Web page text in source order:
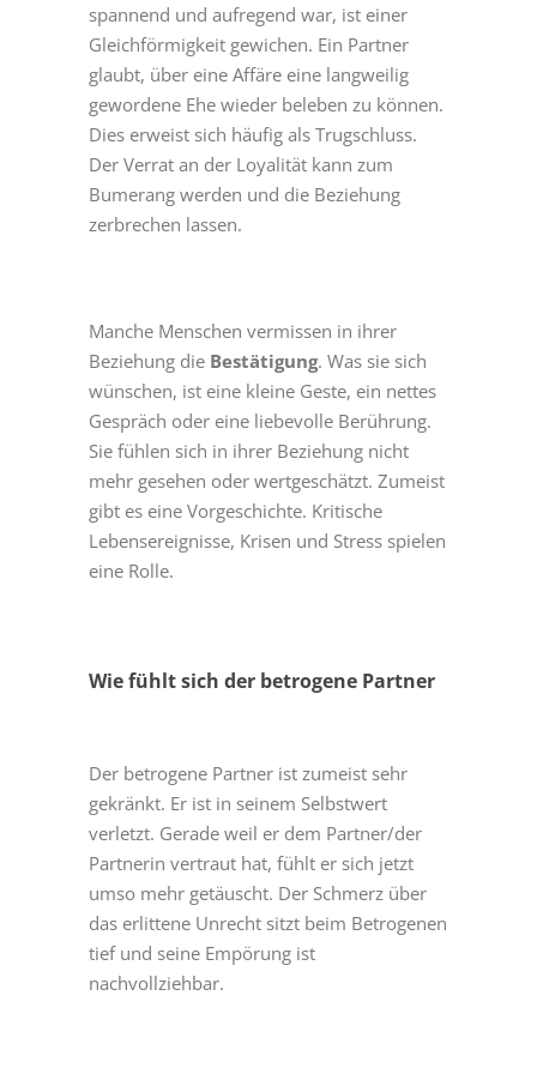
spannend und aufregend war, ist einer
Gleichförmigkeit gewichen. Ein Partner
glaubt, über eine Affäre eine langweilig
gewordene Ehe wieder beleben zu können.
Dies erweist sich häufig als Trugschluss.
Der Verrat an der Loyalität kann zum
Bumerang werden und die Beziehung
zerbrechen lassen.
Manche Menschen vermissen in ihrer
Beziehung die Bestätigung. Was sie sich
wünschen, ist eine kleine Geste, ein nettes
Gespräch oder eine liebevolle Berührung.
Sie fühlen sich in ihrer Beziehung nicht
mehr gesehen oder wertgeschätzt. Zumeist
gibt es eine Vorgeschichte. Kritische
Lebensereignisse, Krisen und Stress spielen
eine Rolle.
Wie fühlt sich der betrogene Partner
Der betrogene Partner ist zumeist sehr
gekränkt. Er ist in seinem Selbstwert
verletzt. Gerade weil er dem Partner/der
Partnerin vertraut hat, fühlt er sich jetzt
umso mehr getäuscht. Der Schmerz über
das erlittene Unrecht sitzt beim Betrogenen
tief und seine Empörung ist
nachvollziehbar.